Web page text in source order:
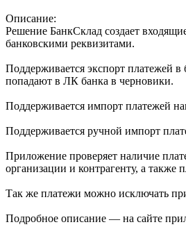
Описание:
Решение БанкСклад создает
банковскими реквизитами.
Поддерживается экспорт платежей в
попадают в ЛК банка в черновики.
Поддерживается импорт платежей
Поддерживается ручной импорт
Приложение проверяет наличие
организации и контрагенту, а также
Так же платежи можно исключать
Подробное описание — на сайте